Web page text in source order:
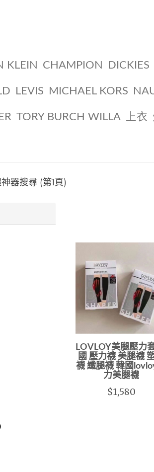
KLEIN CHAMPION DICKIES
LEVIS MICHAEL KORS
TORY BURCH WILLA 上衣
器搜尋 (第1頁)
LOVLOY美腿壓力
國 壓力襪 美腿襪
襪 纖腿襪 韓國
力美腿襪
$1,580